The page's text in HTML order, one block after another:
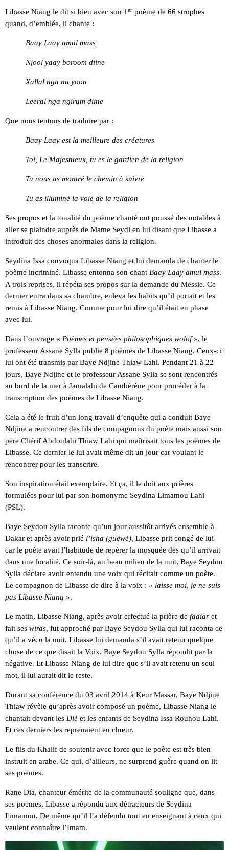
Libasse Niang le dit si bien avec son 1er poème de 66 strophes
quand, d’emblée, il chante :
Baay Laay amul mass
Njool yaay boroom diine
Xallal nga nu yoon
Leeral nga ngirum diine
Que nous tentons de traduire par :
Baay Laay est la meilleure des créatures
Toi, Le Majestueux, tu es le gardien de la religion
Tu nous as montré le chemin à suivre
Tu as illuminé la voie de la religion
Ses propos et la tonalité du poème chanté ont poussé des notables à
aller se plaindre auprès de Mame Seydi en lui disant que Libasse a
introduit des choses anormales dans la religion.
Seydina Issa convoqua Libasse Niang et lui demanda de chanter le
poème incriminé. Libasse entonna son chant Baay Laay amul mass.
A trois reprises, il répéta ses propos sur la demande du Messie. Ce
dernier entra dans sa chambre, enleva les habits qu’il portait et les
remis à Libasse Niang. Comme pour lui dire qu’il était en phase
avec lui.
Dans l’ouvrage « Poèmes et pensées philosophiques wolof», le
professeur Assane Sylla publie 8 poèmes de Libasse Niang. Ceux-ci
lui ont été transmis par Baye Ndjine Thiaw Lahi. Pendant 21 à 22
jours, Baye Ndjine et le professeur Assane Sylla se sont rencontrés
au bord de la mer à Jamalahi de Cambérène pour procéder à la
transcription des poèmes de Libasse Niang.
Cela a été le fruit d’un long travail d’enquête qui a conduit Baye
Ndjine a rencontrer des fils de compagnons du poète mais aussi son
père Chérif Abdoulahi Thiaw Lahi qui maîtrisait tous les poèmes de
Libasse. Ce dernier le lui avait même dit un jour car voulant le
rencontrer pour les transcrire.
Son inspiration était exemplaire. Et ça, il le doit aux prières
formulées pour lui par son homonyme Seydina Limamou Lahi
(PSL).
Baye Seydou Sylla raconte qu’un jour aussitôt arrivés ensemble à
Dakar et après avoir prié l’isha (guéwé), Libasse prit congé de lui
car le poète avait l’habitude de repérer la mosquée dès qu’il arrivait
dans une localité. Ce soir-là, au beau milieu de la nuit, Baye Seydou
Sylla déclare avoir entendu une voix qui récitait comme un poète.
Le compagnon de Libasse de dire à la voix : « laisse moi, je ne suis
pas Libasse Niang ».
Le matin, Libasse Niang, après avoir effectué la prière de fadiar et
fait ses wirds, fut approché par Baye Seydou Sylla qui lui raconta ce
qu’il a vécu la nuit. Libasse lui demanda s’il avait retenu quelque
chose de ce que disait la Voix. Baye Seydou Sylla répondit par la
négative. Et Libasse Niang de lui dire que s’il avait retenu un seul
mot, il lui aurait dit le reste.
Durant sa conférence du 03 avril 2014 à Keur Massar, Baye Ndjine
Thiaw révèle qu’après avoir composé un poème, Libasse Niang le
chantait devant les Dié et les enfants de Seydina Issa Rouhou Lahi.
Et ces derniers les reprenaient en chœur.
Le fils du Khalif de soutenir avec force que le poète est très bien
instruit en arabe. Ce qui, d’ailleurs, ne surprend guère quand on lit
ses poèmes.
Rane Dia, chanteur émérite de la communauté souligne que, dans
ses poèmes, Libasse a répondu aux détracteurs de Seydina
Limamou. De même qu’il l’a défendu tout en enseignant à ceux qui
veulent connaître l’Imam.